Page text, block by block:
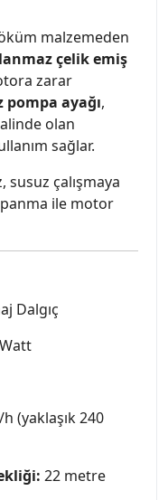
malzemeden
çelik emiş
zarar
pompa ayağı,
olan
sağlar.
susuz çalışmaya
ile motor
Dalgıç
h (yaklaşık 240
22 metre